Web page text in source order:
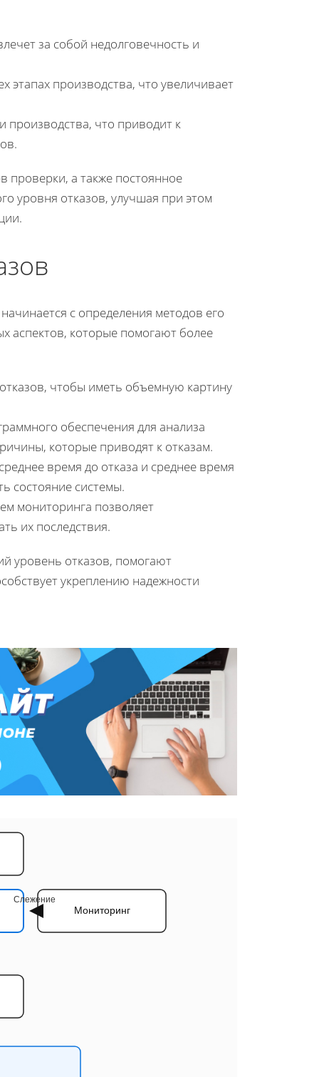
за собой недолговечность и
этапах производства, что увеличивает
производства, что приводит к
проверки, а также постоянное
уровня отказов, улучшая при этом
с определения методов его
аспектов, которые помогают более
чтобы иметь объемную картину
обеспечения для анализа
которые приводят к отказам.
время до отказа и среднее время
состояние системы.
мониторинга позволяет
их последствия.
уровень отказов, помогают
укреплению надежности
Мониторинг
Слежение